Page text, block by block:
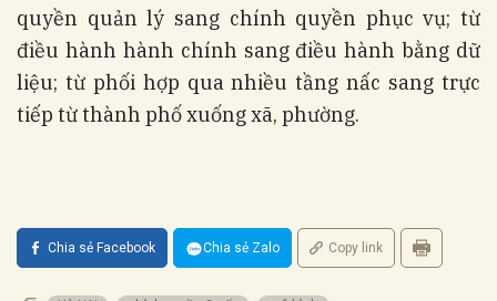
quyền quản lý sang chính quyền phục vụ; từ
điều hành hành chính sang điều hành bằng dữ
liệu; từ phối hợp qua nhiều tầng nấc sang trực
tiếp từ thành phố xuống xã, phường.
Chia sẻ Facebook Chia sẻ Zalo Copy link